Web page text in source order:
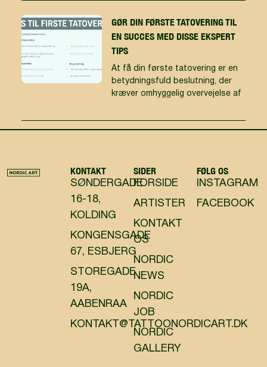
GØR DIN FØRSTE TATOVERING TIL
EN SUCCES MED DISSE EKSPERT
TIPS
At få din første tatovering er en
betydningsfuld beslutning, der
kræver omhyggelig overvejelse af
KONTAKT
SØNDERGADE
16-18,
KOLDING
KONGENSGADE
67, ESBJERG
STOREGADE
19A,
AABENRAA
KONTAKT@TATTOONORDICART.DK
SIDER
FORSIDE
ARTISTER
KONTAKT
OS
NORDIC
NEWS
NORDIC
JOB
NORDIC
GALLERY
FØLG OS
INSTAGRAM
FACEBOOK